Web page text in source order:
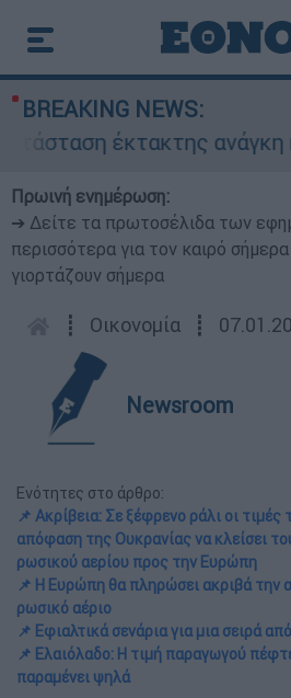
BREAKING NEWS:
ανάγκη η
Πρωινή ενημέρωση:
➔ Δείτε τα πρωτοσέλιδα των
περισσότερα για τον καιρό σήμερα
γιορτάζουν σήμερα
┋ Οικονομία ┋
Newsroom
Ενότητες στο άρθρο:
📌 Ακρίβεια: Σε ξέφρενο ράλι οι
απόφαση της Ουκρανίας να κλείσει
ρωσικού αερίου προς την Ευρώπη
📌 Η Ευρώπη θα πληρώσει ακριβά την
ρωσικό αέριο
📌 Εφιαλτικά σενάρια για μια σειρά
📌 Ελαιόλαδο: Η τιμή παραγωγού
παραμένει ψηλά